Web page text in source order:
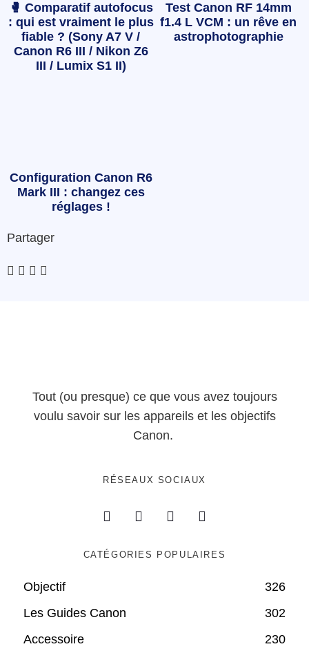
🥊 Comparatif autofocus
: qui est vraiment le plus
fiable ? (Sony A7 V /
Canon R6 III / Nikon Z6
III / Lumix S1 II)
Test Canon RF 14mm
f1.4 L VCM : un rêve en
astrophotographie
Configuration Canon R6
Mark III : changez ces
réglages !
Partager
Tout (ou presque) ce que vous avez toujours
voulu savoir sur les appareils et les objectifs
Canon.
RÉSEAUX SOCIAUX
CATÉGORIES POPULAIRES
Objectif
326
Les Guides Canon
302
Accessoire
230